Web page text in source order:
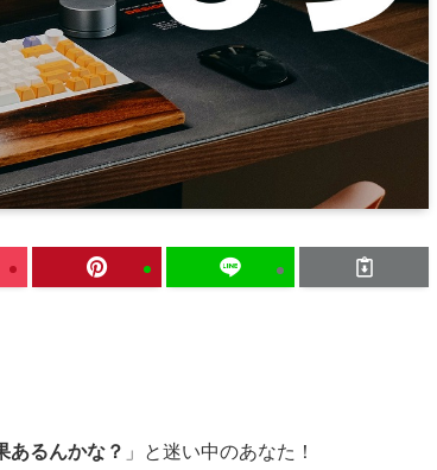
るんかな？ 」と迷い中のあなた！